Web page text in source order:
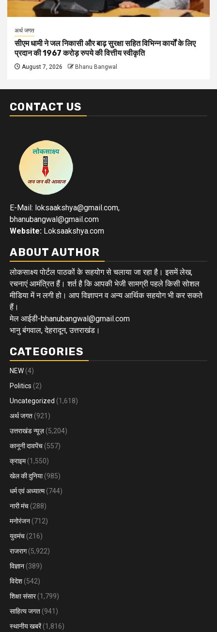
अर्थ जगत
सीएम धामी ने जल निकासी और बाढ़ सुरक्षा सहित विभिन्न कार्यों के लिए
प्रदान की 1967 करोड़ रुपये की वित्तीय स्वीकृति
August 7, 2026 Bhanu Bangwal
CONTACT US
E-Mail: loksaakshya@gmail.com,
bhanubangwal@gmail.com
Website: Loksaakshya.com
ABOUT AUTHOR
लोकसाक्ष्य पोर्टल पाठकों के सहयोग से चलाया जा रहा है। इसमें लेख,
रचनाएं आमंत्रित हैं। शर्त है कि आपकी भेजी सामग्री पहले किसी सोशल
मीडिया में न लगी हो। आप विज्ञापन व अन्य आर्थिक सहयोग भी कर सकते
हैं।
मेल आईडी-bhanubangwal@gmail.com
भानु बंगवाल, देहरादून, उत्तराखंड।
CATEGORIES
NEW (4)
Politics (2)
Uncategorized (1,618)
अर्थ जगत (921)
उत्तराखंड न्यूज़ (5,204)
कानूनी दावपेंच (557)
क्राइम(1,550)
खेल की दुनिया(985)
धर्म एवं अध्यात्म(744)
नारी मंच (288)
मनोरंजन (712)
युवमंच (216)
राजराग(5,922)
विज्ञान (389)
विदेश (542)
शिक्षा संसार(1,799)
साहित्य जगत (941)
स्थानीय खबरें(1,816)